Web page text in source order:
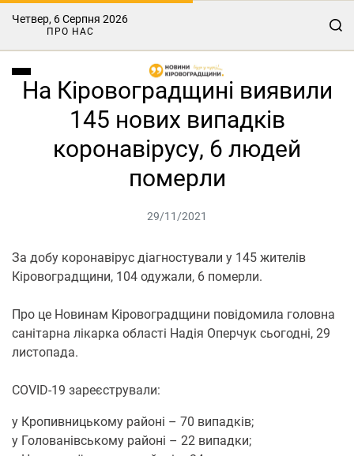
Четвер, 6 Серпня 2026
ПРО НАС
На Кіровоградщині виявили
145 нових випадків
коронавірусу, 6 людей
померли
29/11/2021
За добу коронавірус діагностували у 145 жителів
Кіровоградщини, 104 одужали, 6 померли.
Про це Нoвинам Кірoвoградщини повідомила головна
санітарна лікарка області Надія Оперчук сьогодні, 29
листопада.
COVID-19 зареєстрували:
у Кропивницькому районі – 70 випадків;
у Голованівському районі – 22 випадки;